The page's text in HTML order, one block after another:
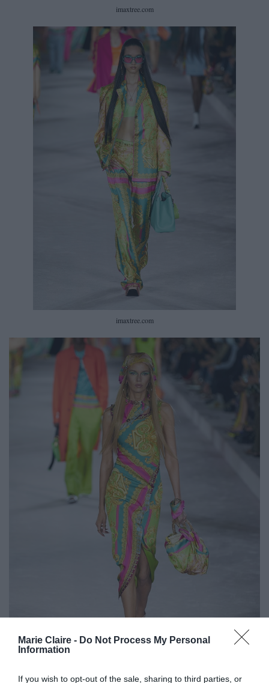
Marie Claire - Do Not Process My Personal
Information
If you wish to opt-out of the sale, sharing to third parties, or
imaxtree.com
imaxtree.com